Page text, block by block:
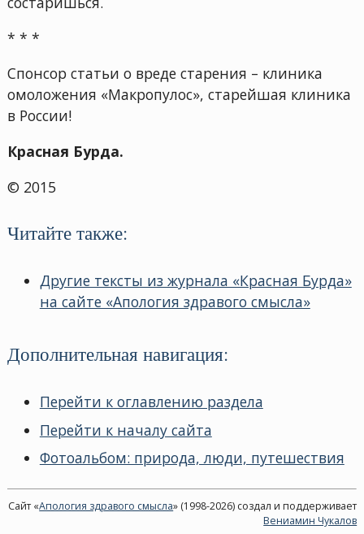
* * *
Спонсор статьи о вреде старения – клиника
омоложения «Макропулос», старейшая клиника
в России!
Красная Бурда.
© 2015
Читайте также:
Другие тексты из журнала «Красная Бурда»
на сайте «Апология здравого смысла»
Дополнительная навигация:
Перейти к оглавлению раздела
Перейти к началу сайта
Фотоальбом: природа, люди, путешествия
Сайт «Апология здравого смысла» (1998-2026) создал и поддерживает
Вениамин Чукалов